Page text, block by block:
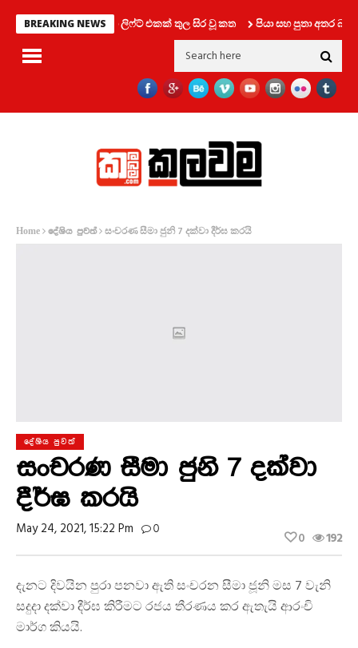
BREAKING NEWS
දෙදෙනෙක් සමග ලිෆ්ට් එකක් තුල සිර වූ කත පියා සහ පුතා අතර
Home දේශිය පුවත් සංචරණ සීමා ජුනි 7 දක්වා දීර්ඝ කරයි
දේශිය පුවත්
සංචරණ සීමා ජුනි 7 දක්වා
දීර්ඝ කරයි
May 24, 2021, 15:22 Pm 0 192
0
දැනට දිවයින පුරා පනවා ඇති සංචරන සීමා ජූනි මස 7 වැනි
සදුදා දක්වා දීර්ඝ කිරීමට රජය තීරණය කර ඇතැයි ආරංචි
මාර්ග කියයි.